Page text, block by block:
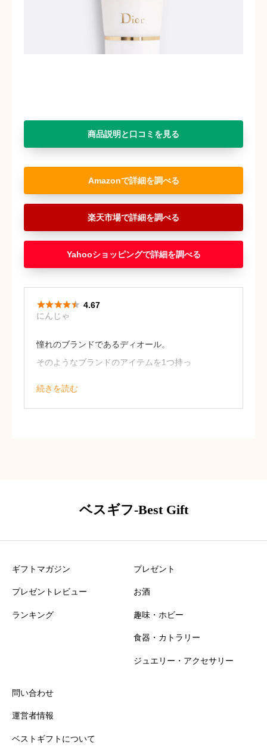
商品説明と口コミを見る
Amazon
楽天市場
Yahooショッピング
憧れのブランドであるディオール。
そのようなブランドのアイテムを1つ持っ
続きを読む
にんじゃ
 4.67
ベスギフ-Best Gift
ギフトマガジン
プレゼントレビュー
ランキング
プレゼント
お酒
趣味・ホビー
食器・カトラリー
ジュエリー・アクセサリー
問い合わせ
運営者情報
ベストギフトについて